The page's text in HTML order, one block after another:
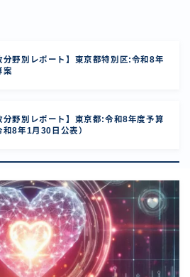
分野別レポート】東京都特別区:令和8年
案
分野別レポート】東京都:令和8年度予算
和8年1月30日公表）